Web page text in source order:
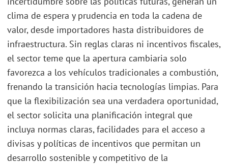
clima de espera y prudencia en toda la cadena de
valor, desde importadores hasta distribuidores de
infraestructura. Sin reglas claras ni incentivos fiscales,
el sector teme que la apertura cambiaria solo
favorezca a los vehículos tradicionales a combustión,
frenando la transición hacia tecnologías limpias. Para
que la flexibilización sea una verdadera oportunidad,
el sector solicita una planificación integral que
incluya normas claras, facilidades para el acceso a
divisas y políticas de incentivos que permitan un
desarrollo sostenible y competitivo de la